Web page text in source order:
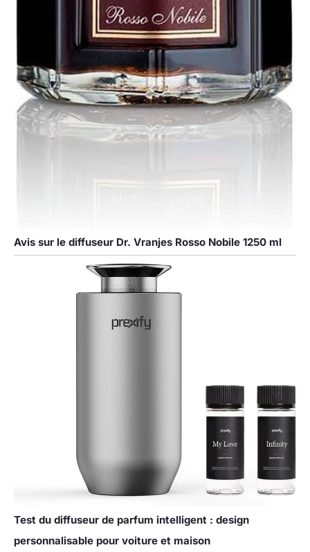
Avis sur le diffuseur Dr. Vranjes Rosso Nobile 1250 ml
Test du diffuseur de parfum intelligent : design
personnalisable pour voiture et maison